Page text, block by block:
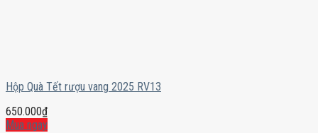
Hộp Quà Tết rượu vang 2025 RV13
650.000₫
Mua ngay